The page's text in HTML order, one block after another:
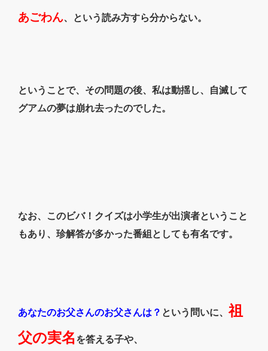
あごわん、という読み方すら分からない。
ということで、その問題の後、私は動揺し、自滅して
グアムの夢は崩れ去ったのでした。
なお、このビバ！クイズは小学生が出演者ということ
もあり、珍解答が多かった番組としても有名です。
あなたのお父さんのお父さんは？ という問いに、祖
父の実名を答える子や、